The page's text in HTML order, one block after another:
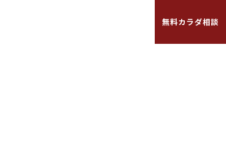
無料カラダ相談